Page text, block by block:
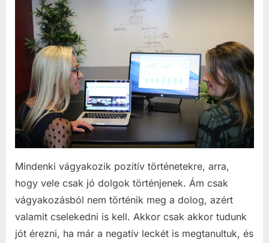
Mindenki vágyakozik pozitív történetekre, arra,
hogy vele csak jó dolgok történjenek. Ám csak
vágyakozásból nem történik meg a dolog, azért
valamit cselekedni is kell. Akkor csak akkor tudunk
jót érezni, ha már a negatív leckét is megtanultuk, és